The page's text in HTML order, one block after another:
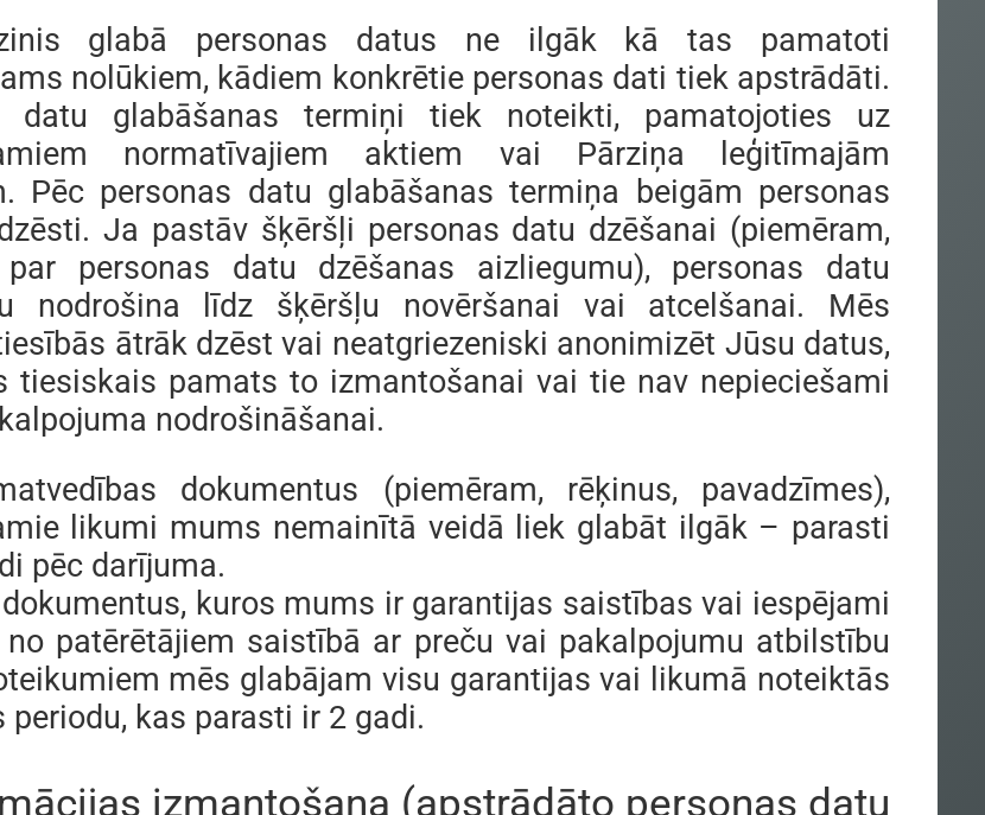
glabā personas datus ne ilgāk kā tas pamatoti
nolūkiem, kādiem konkrētie personas dati tiek apstrādāti.
datu glabāšanas termiņi tiek noteikti, pamatojoties uz
normatīvajiem aktiem vai Pārziņa leģitīmajām
Pēc personas datu glabāšanas termiņa beigām personas
Ja pastāv šķēršļi personas datu dzēšanai (piemēram,
personas datu dzēšanas aizliegumu), personas datu
nodrošina līdz šķēršļu novēršanai vai atcelšanai. Mēs
ātrāk dzēst vai neatgriezeniski anonimizēt Jūsu datus,
tiesiskais pamats to izmantošanai vai tie nav nepieciešami
nodrošināšanai.
dokumentus (piemēram, rēķinus, pavadzīmes),
likumi mums nemainītā veidā liek glabāt ilgāk – parasti
pēc darījuma.
kuros mums ir garantijas saistības vai iespējami
patērētājiem saistībā ar preču vai pakalpojumu atbilstību
mēs glabājam visu garantijas vai likumā noteiktās
periodu, kas parasti ir 2 gadi.
izmantošana (apstrādāto personas datu